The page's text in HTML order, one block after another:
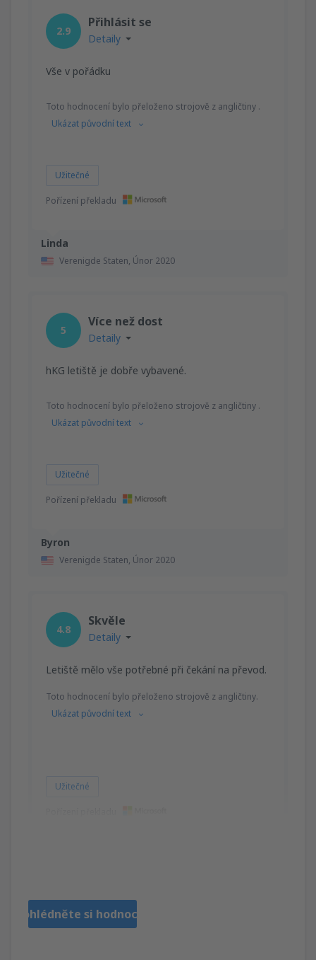
Linda
Verenigde Staten, Únor 2020
2.9
Přihlásit se
Detaily
Vše v pořádku
Toto hodnocení bylo přeloženo strojově z angličtiny .
Ukázat původní text
Užitečné
Pořízení překladu
Byron
Verenigde Staten, Únor 2020
5
Více než dost
Detaily
hKG letiště je dobře vybavené.
Toto hodnocení bylo přeloženo strojově z angličtiny .
Ukázat původní text
Užitečné
Pořízení překladu
4.8
Skvěle
Detaily
Letiště mělo vše potřebné při čekání na převod.
Toto hodnocení bylo přeloženo strojově z angličtiny.
Ukázat původní text
Užitečné
Prohlédněte si hodnocení